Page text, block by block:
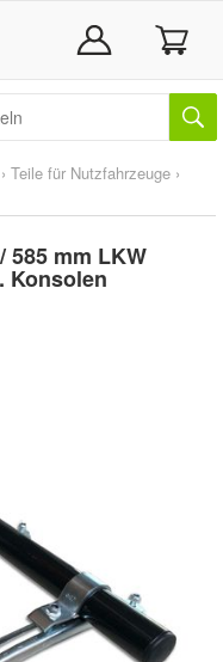
› Teile für Nutzfahrzeuge ›
585 mm LKW
Konsolen